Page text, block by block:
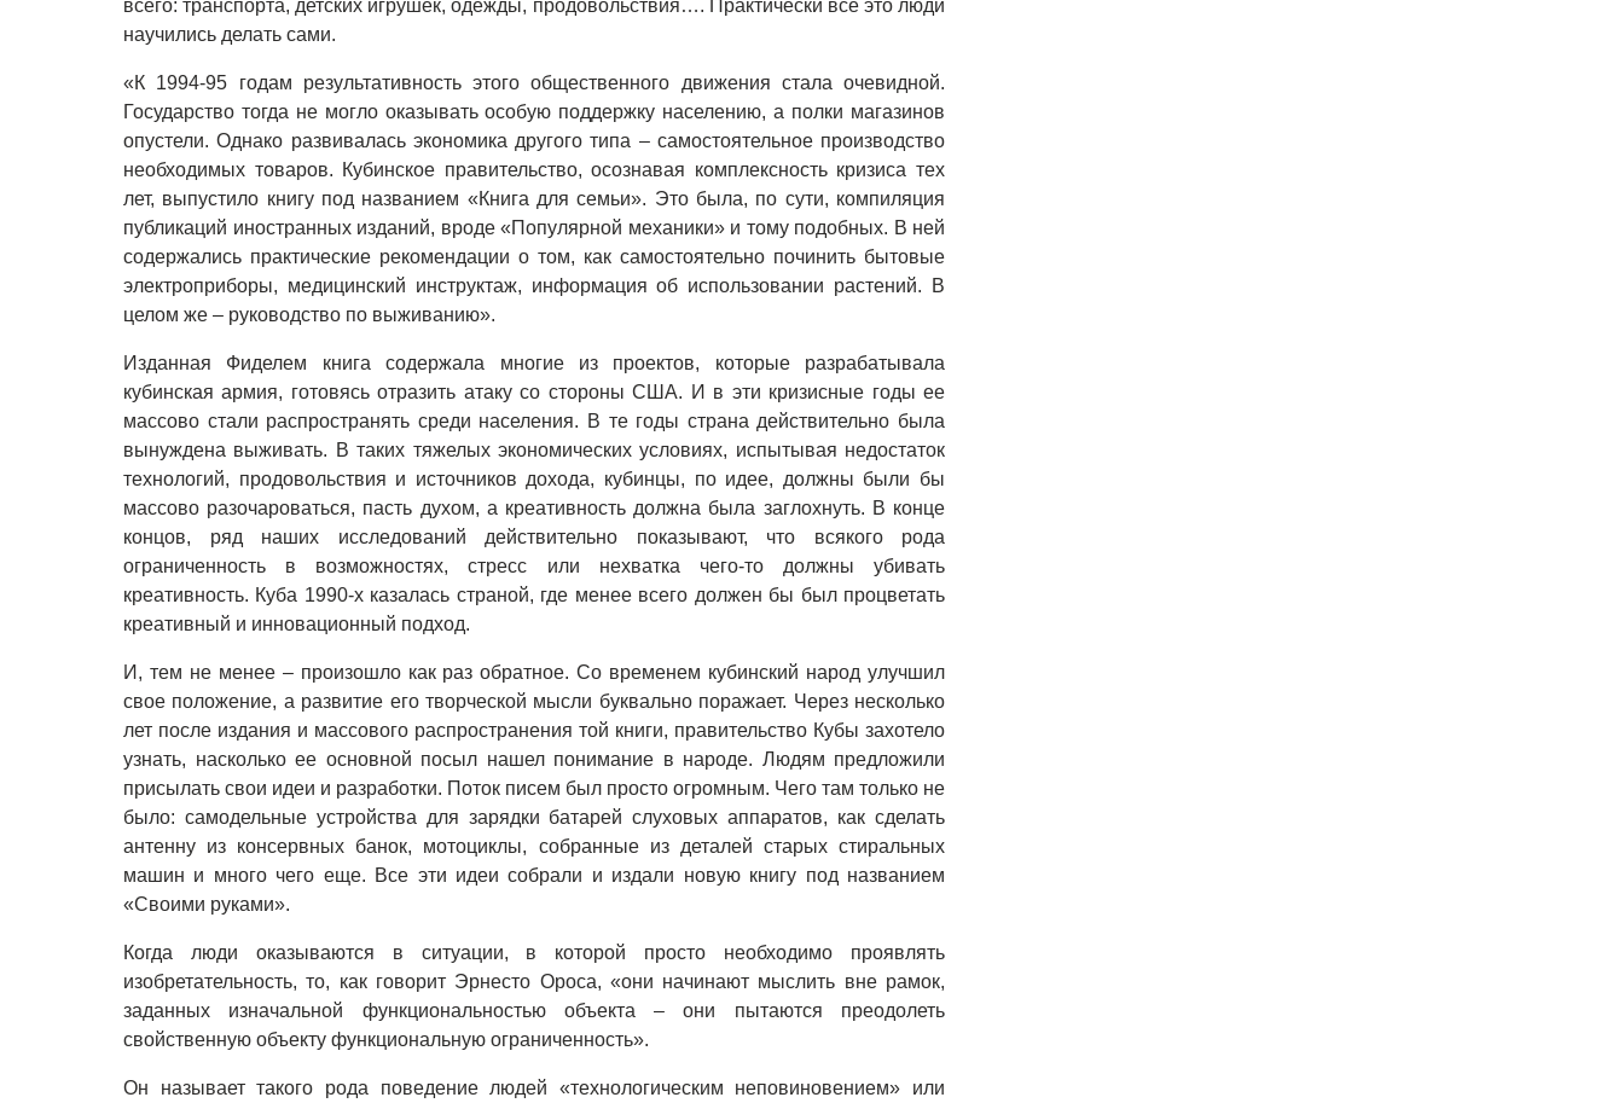
всего: транспорта, детских игрушек, одежды, продовольствия…. Практически все это люди
научились делать сами.
«К 1994-95 годам результативность этого общественного движения стала очевидной.
Государство тогда не могло оказывать особую поддержку населению, а полки магазинов
опустели. Однако развивалась экономика другого типа – самостоятельное производство
необходимых товаров. Кубинское правительство, осознавая комплексность кризиса тех
лет, выпустило книгу под названием «Книга для семьи». Это была, по сути, компиляция
публикаций иностранных изданий, вроде «Популярной механики» и тому подобных. В ней
содержались практические рекомендации о том, как самостоятельно починить бытовые
электроприборы, медицинский инструктаж, информация об использовании растений. В
целом же – руководство по выживанию».
Изданная Фиделем книга содержала многие из проектов, которые разрабатывала
кубинская армия, готовясь отразить атаку со стороны США. И в эти кризисные годы ее
массово стали распространять среди населения. В те годы страна действительно была
вынуждена выживать. В таких тяжелых экономических условиях, испытывая недостаток
технологий, продовольствия и источников дохода, кубинцы, по идее, должны были бы
массово разочароваться, пасть духом, а креативность должна была заглохнуть. В конце
концов, ряд наших исследований действительно показывают, что всякого рода
ограниченность в возможностях, стресс или нехватка чего-то должны убивать
креативность. Куба 1990-х казалась страной, где менее всего должен бы был процветать
креативный и инновационный подход.
И, тем не менее –произошло как раз обратное. Со временем кубинский народ улучшил
свое положение, а развитие его творческой мысли буквально поражает. Через несколько
лет после издания и массового распространения той книги, правительство Кубы захотело
узнать, насколько ее основной посыл нашел понимание в народе. Людям предложили
присылать свои идеи и разработки. Поток писем был просто огромным. Чего там только не
было: самодельные устройства для зарядки батарей слуховых аппаратов, как сделать
антенну из консервных банок, мотоциклы, собранные из деталей старых стиральных
машин и много чего еще. Все эти идеи собрали и издали новую книгу под названием
«Своими руками».
Когда люди оказываются в ситуации, в которой просто необходимо проявлять
изобретательность, то, как говорит Эрнесто Ороса, «они начинают мыслить вне рамок,
заданных изначальной функциональностью объекта – они пытаются преодолеть
свойственную объекту функциональную ограниченность».
Он называет такого рода поведение людей «технологическим неповиновением» или